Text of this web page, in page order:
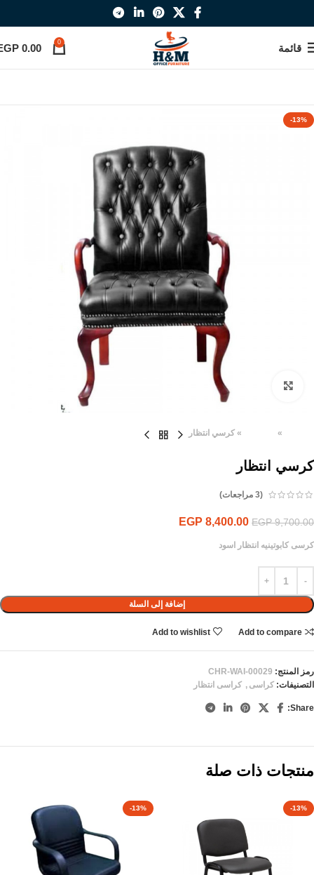
قائمة 0
0.00
-13%
Click to enlarge
»
» كرسي انتظار
كرسي انتظار
(
3 مراجعات)
EGP9,700.00
EGP 8,400.00
كرسى كابوتينيه انتظار اسود
إضافة إلى السلة
Add to compare
Add to wishlist
رمز المنتج: CHR-WAI-00029
التصنيفات: كراسى , كراسى انتظار
Share:
منتجات ذات صلة
-13%
-13%